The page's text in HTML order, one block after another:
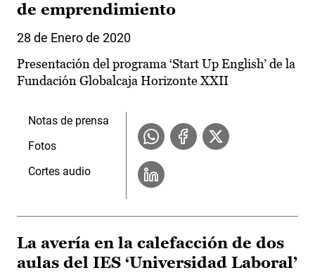
de emprendimiento
28 de Enero de 2020
Presentación del programa ‘Start Up English’ de la
Fundación Globalcaja Horizonte XXII
Notas de prensa
Fotos
Cortes audio
La avería en la calefacción de dos
aulas del IES ‘Universidad Laboral’